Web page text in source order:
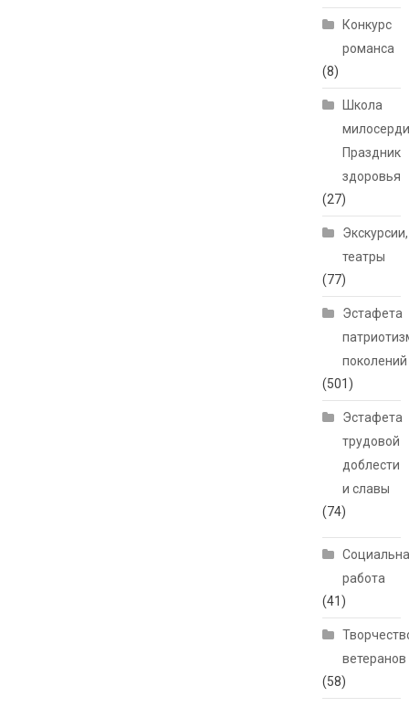
Конкурс
романса
(8)
Школа
Праздник
здоровья
(27)
Экскурсии,
театры
(77)
Эстафета
поколений
(501)
Эстафета
трудовой
доблести
и славы
(74)
работа
(41)
ветеранов
(58)